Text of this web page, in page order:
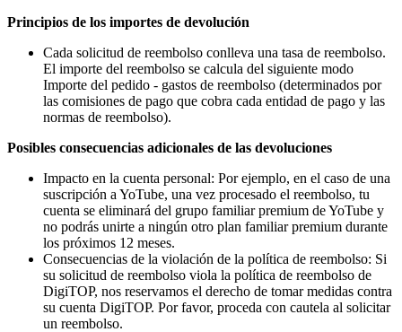
Principios de los importes de devolución
Cada solicitud de reembolso conlleva una tasa de reembolso.
El importe del reembolso se calcula del siguiente modo
Importe del pedido - gastos de reembolso (determinados por
las comisiones de pago que cobra cada entidad de pago y las
normas de reembolso).
Posibles consecuencias adicionales de las devoluciones
Impacto en la cuenta personal: Por ejemplo, en el caso de una
suscripción a YoTube, una vez procesado el reembolso, tu
cuenta se eliminará del grupo familiar premium de YoTube y
no podrás unirte a ningún otro plan familiar premium durante
los próximos 12 meses.
Consecuencias de la violación de la política de reembolso: Si
su solicitud de reembolso viola la política de reembolso de
DigiTOP, nos reservamos el derecho de tomar medidas contra
su cuenta DigiTOP. Por favor, proceda con cautela al solicitar
un reembolso.